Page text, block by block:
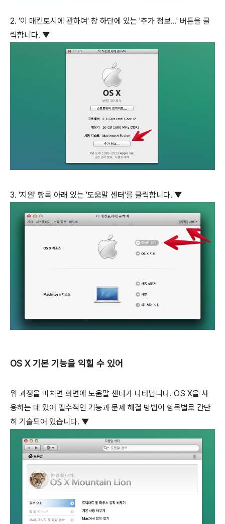
2. '이 매킨토시에 관하여' 창 하단에 있는 '추가 정보...' 버튼을 클
릭합니다. ▼
3. '지원' 항목 아래 있는 '도움말 센터'를 클릭합니다. ▼
OS X 기본 기능을 익힐 수 있어
위 과정을 마치면 화면에 도움말 센터가 나타납니다. OS X을 사
용하는 데 있어 필수적인 기능과 문제 해결 방법이 항목별로 간단
히 기술되어 있습니다. ▼